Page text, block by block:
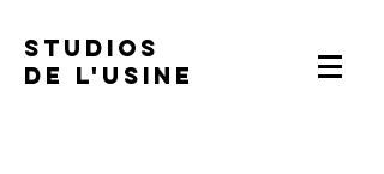
STUDIOS
DE L'USINE